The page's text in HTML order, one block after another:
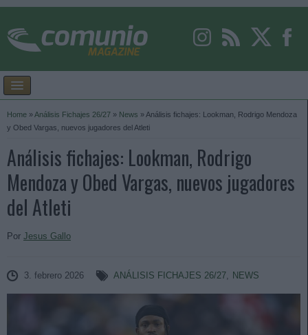
Home »Análisis Fichajes 26/27 » News » Análisis fichajes: Lookman, Rodrigo Mendoza
y Obed Vargas, nuevos jugadores del Atleti
Análisis fichajes: Lookman, Rodrigo
Mendoza y Obed Vargas, nuevos jugadores
del Atleti
Por Jesus Gallo
3. febrero 2026 ANÁLISIS FICHAJES 26/27, NEWS